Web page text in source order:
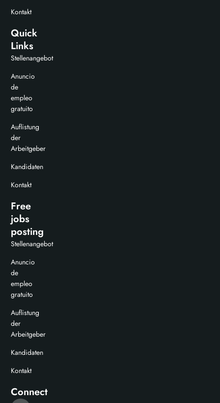
Kontakt
Quick
Links
Stellenangebot
Anuncio
de
empleo
gratuito
Auflistung
der
Arbeitgeber
Kandidaten
Kontakt
Free
jobs
posting
Stellenangebot
Anuncio
de
empleo
gratuito
Auflistung
der
Arbeitgeber
Kandidaten
Kontakt
Connect